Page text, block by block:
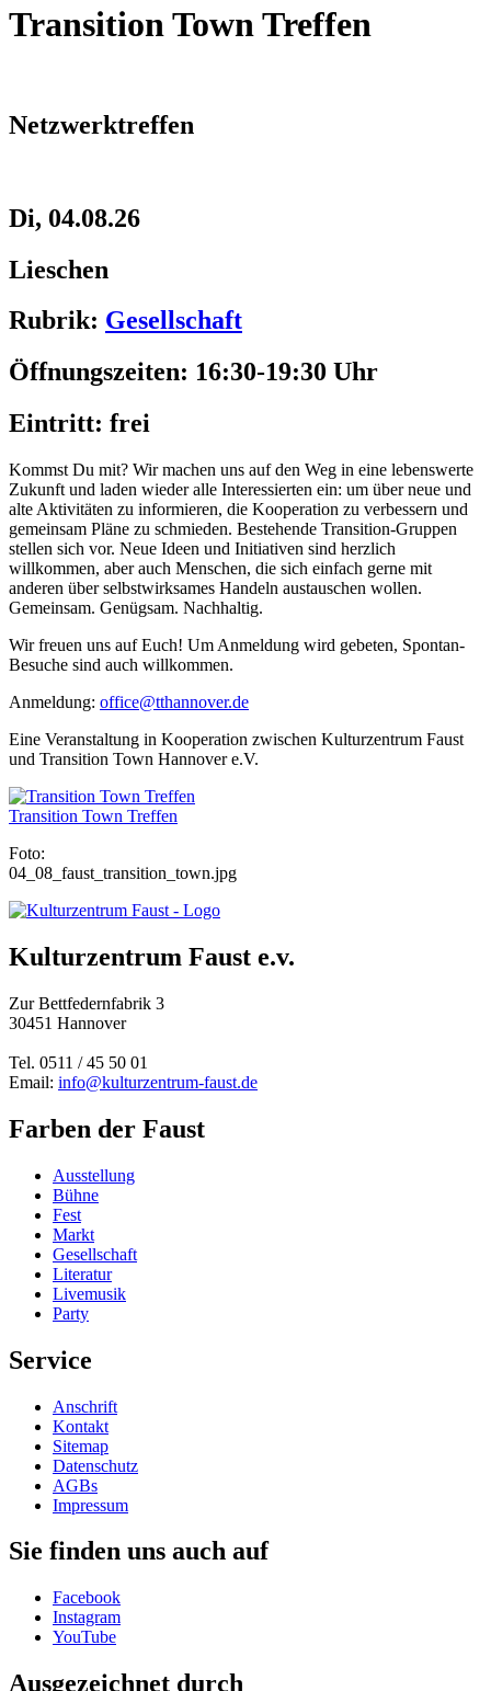
Transition Town Treffen
Netzwerktreffen
Di, 04.08.26
Lieschen
Rubrik: Gesellschaft
Öffnungszeiten: 16:30-19:30 Uhr
Eintritt: frei
Kommst Du mit? Wir machen uns auf den Weg in eine lebenswerte
Zukunft und laden wieder alle Interessierten ein: um über neue und
alte Aktivitäten zu informieren, die Kooperation zu verbessern und
gemeinsam Pläne zu schmieden. Bestehende Transition-Gruppen
stellen sich vor. Neue Ideen und Initiativen sind herzlich
willkommen, aber auch Menschen, die sich einfach gerne mit
anderen über selbstwirksames Handeln austauschen wollen.
Gemeinsam. Genügsam. Nachhaltig.
Wir freuen uns auf Euch! Um Anmeldung wird gebeten, Spontan-
Besuche sind auch willkommen.
Anmeldung: office@tthannover.de
Eine Veranstaltung in Kooperation zwischen Kulturzentrum Faust
und Transition Town Hannover e.V.
Transition Town Treffen
Foto:
04_08_faust_transition_town.jpg
Kulturzentrum Faust e.v.
Zur Bettfedernfabrik 3
30451 Hannover
Tel. 0511 / 45 50 01
Email: info@kulturzentrum-faust.de
Farben der Faust
Ausstellung
Bühne
Fest
Markt
Gesellschaft
Literatur
Livemusik
Party
Service
Anschrift
Kontakt
Sitemap
Datenschutz
AGBs
Impressum
Sie finden uns auch auf
Facebook
Instagram
YouTube
Ausgezeichnet durch